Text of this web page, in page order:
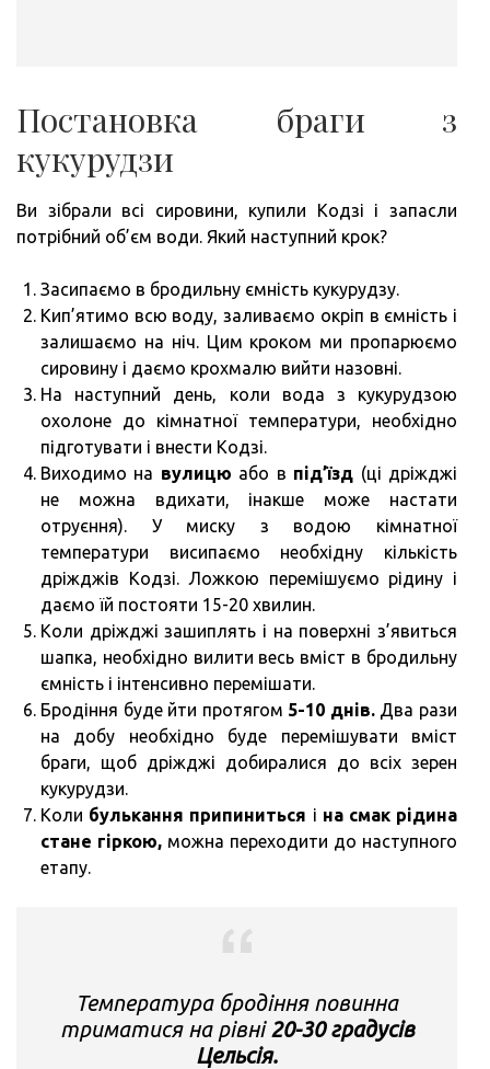
Постановка браги з
кукурудзи
Ви зібрали всі сировини, купили Кодзі і запасли
потрібний об’єм води. Який наступний крок?
Засипаємо в бродильну ємність кукурудзу.
Кип’ятимо всю воду, заливаємо окріп в ємність і
залишаємо на ніч. Цим кроком ми пропарюємо
сировину і даємо крохмалю вийти назовні.
На наступний день, коли вода з кукурудзою
охолоне до кімнатної температури, необхідно
підготувати і внести Кодзі.
Виходимо на вулицю або в під’їзд (ці дріжджі
не можна вдихати, інакше може настати
отруєння). У миску з водою кімнатної
температури висипаємо необхідну кількість
дріжджів Кодзі. Ложкою перемішуємо рідину і
даємо їй постояти 15-20 хвилин.
Коли дріжджі зашиплять і на поверхні з’явиться
шапка, необхідно вилити весь вміст в бродильну
ємність і інтенсивно перемішати.
Бродіння буде йти протягом 5-10 днів.Два рази
на добу необхідно буде перемішувати вміст
браги, щоб дріжджі добиралися до всіх зерен
кукурудзи.
Коли булькання припиниться і на смак рідина
стане гіркою, можна переходити до наступного
етапу.
Температура бродіння повинна
триматися на рівні20-30 градусів
Цельсія.